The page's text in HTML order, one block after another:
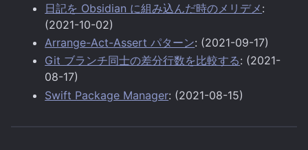
日記を Obsidian に組み込んだ時のメリデメ :
(2021-10-02)
Arrange-Act-Assert パターン: (2021-09-17)
Git ブランチ同士の差分行数を比較する: (2021-
08-17)
Swift Package Manager: (2021-08-15)